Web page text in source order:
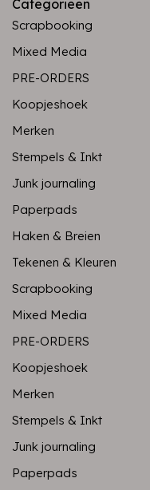
Categorieën
Scrapbooking
Mixed Media
PRE-ORDERS
Koopjeshoek
Merken
Stempels & Inkt
Junk journaling
Paperpads
Haken & Breien
Tekenen & Kleuren
Scrapbooking
Mixed Media
PRE-ORDERS
Koopjeshoek
Merken
Stempels & Inkt
Junk journaling
Paperpads